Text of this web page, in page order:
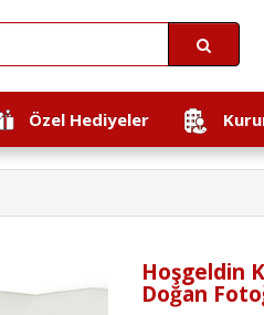
Özel Hediyeler
Hoşgeldin
Doğan